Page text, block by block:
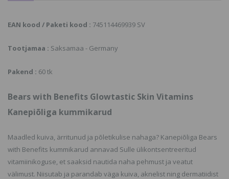
EAN kood / Paketi kood : 745114469939 SV
Tootjamaa : Saksamaa - Germany
Pakend : 60 tk
Bears with Benefits Glowtastic Skin Vitamins
Kanepiõliga kummikarud
Maadled kuiva, ärritunud ja põletikulise nahaga? Kanepiõliga Bears
with Benefits kummikarud annavad Sulle ülikontsentreeritud
vitamiinikoguse, et saaksid nautida naha pehmust ja veatut
välimust. Niisutab ja parandab väga kuiva, aknelist ning dermatiidist